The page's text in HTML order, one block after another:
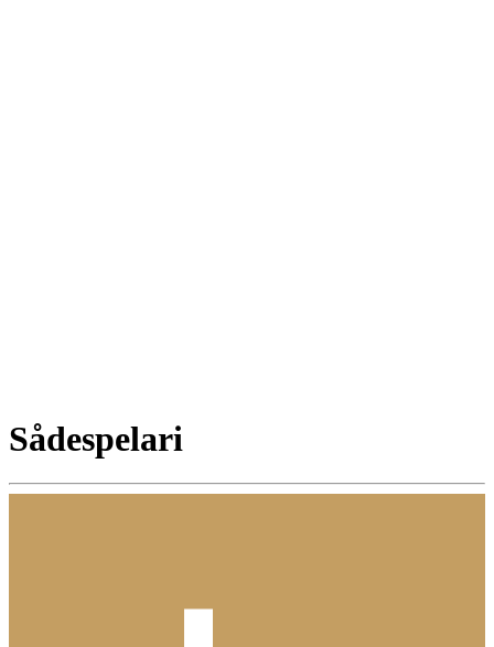
Sådespelari